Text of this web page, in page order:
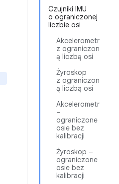
Czujniki IMU
o ograniczonej
liczbie osi
Akcelerometr
z ograniczon
ą liczbą osi
Żyroskop
z ograniczon
ą liczbą osi
Akcelerometr
–
ograniczone
osie bez
kalibracji
Żyroskop –
ograniczone
osie bez
kalibracji